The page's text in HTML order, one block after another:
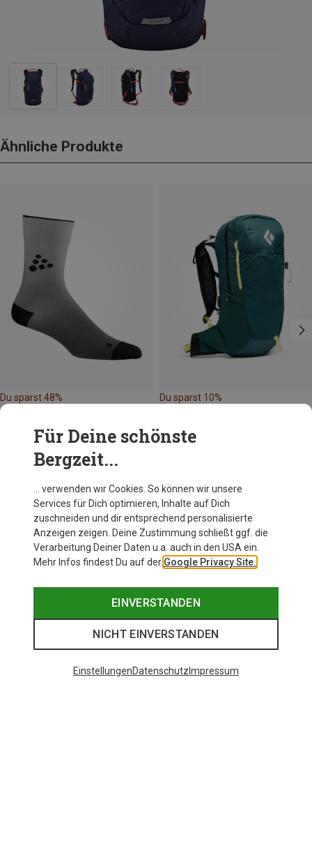
Ähnliche Produkte
Du sparst 48% Du sparst 10%
Andere Kunden kauften auch
Für Deine schönste
Bergzeit...
… verwenden wir Cookies. So können wir unsere
Services für Dich optimieren, Inhalte auf Dich
zuschneiden und dir entsprechend personalisierte
Anzeigen zeigen. Deine Zustimmung schließt ggf. die
Verarbeitung Deiner Daten u.a. auch in den USA ein.
Mehr Infos findest Du auf der Google Privacy Site.
EINVERSTANDEN
NICHT EINVERSTANDEN
EinstellungenDatenschutz Impressum